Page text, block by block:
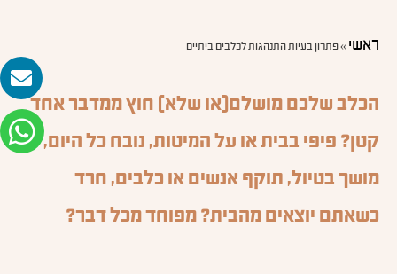
ראשי»פתרון בעיות התנהגות​​ לכלבים ביתיים
הכלב שלכם מושלם(או שלא) חוץ ממדבר אחד
קטן? פיפי בבית או על המיטות, נובח כל היום,
מושך בטיול, תוקף אנשים או כלבים, חרד
כשאתם יוצאים מהבית? מפוחד מכל דבר?